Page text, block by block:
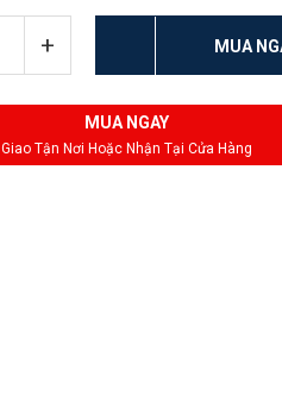
+ MUA
MUA NGAY
Giao Tận Nơi Hoặc Nhận Tại Cửa Hàng